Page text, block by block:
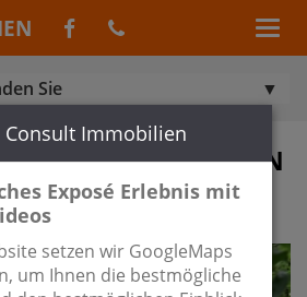
Sie
ZUM KAUF IN BERLIN
/ KAROW
Consult Immobilien
Exposé Erlebnis mit
setzen wir GoogleMaps
um Ihnen die bestmögliche